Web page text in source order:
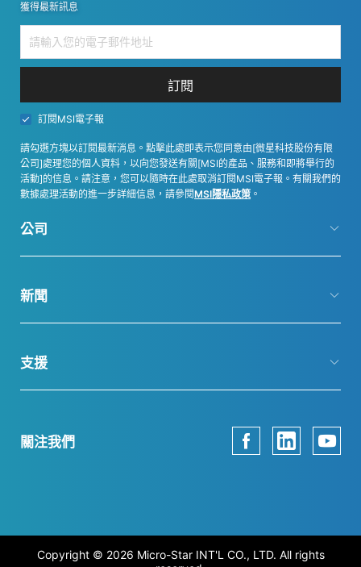
獲得最新訊息
訂閱
訂閱MSI電子報
請勾選方塊以訂閱最新消息。點擊此處即表示您同意由[微星科技股份有限
公司]處理您的個人資料，以向您發送有關[MSI的產品、服務和即將舉行的
活動]的信息。請注意，您可以隨時在此處取消訂閱MSI電子報。有關我們的
數據處理活動的進一步詳細信息，請參閱MSI隱私政策 。
公司
新聞
支援
關注我們
Copyright © 2026 Micro-Star INT'L CO., LTD. All rights